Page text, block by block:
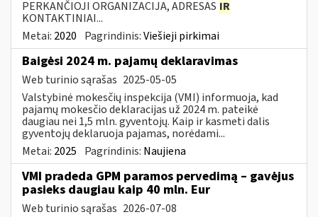
PERKANČIOJI ORGANIZACIJA, ADRESAS IR
KONTAKTINIAI...
Metai: 2020 Pagrindinis:Viešieji pirkimai
Baigėsi 2024 m. pajamų deklaravimas
Web turinio sąrašas 2025-05-05
Valstybinė mokesčių inspekcija (VMI) informuoja, kad
pajamų mokesčio deklaracijas už 2024 m. pateikė
daugiau nei 1,5 mln. gyventojų. Kaip ir kasmeti dalis
gyventojų deklaruoja pajamas, norėdami...
Metai: 2025 Pagrindinis: Naujiena
VMI pradeda GPM paramos pervedimą – gavėjus
pasieks daugiau kaip 40 mln. Eur
Web turinio sąrašas 2026-07-08